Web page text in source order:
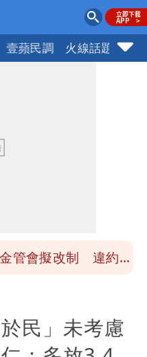
壹蘋民調 火線話題
「現任優勢去哪？」
管會擬改制 違約1
濟真變「世紀大騙
民」未考慮